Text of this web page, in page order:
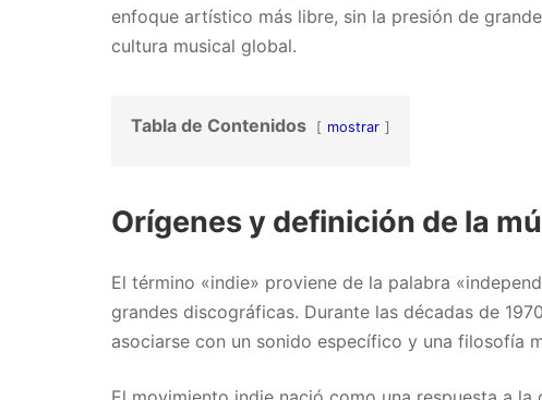
enfoque artístico más libre, sin la presión de
cultura musical global.
Tabla de Contenidos mostrar
Orígenes y definición de la
El término «indie» proviene de la palabra
grandes discográficas. Durante las décadas de
asociarse con un sonido específico y una filosofía